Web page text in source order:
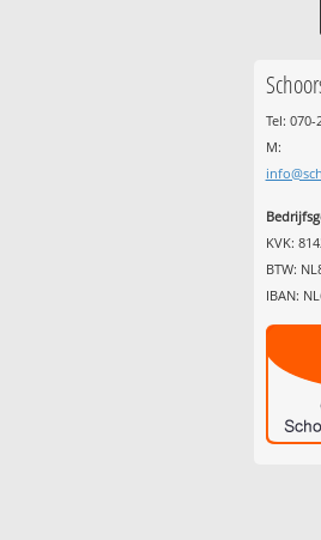
Tel: 070-
M:
KVK:
BTW:
IBAN: